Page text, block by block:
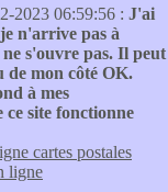
2023 06:59:56 : J'ai
n'arrive pas à
s'ouvre pas. Il peut
de mon côté OK.
à mes
site fonctionne
cartes postales
ligne